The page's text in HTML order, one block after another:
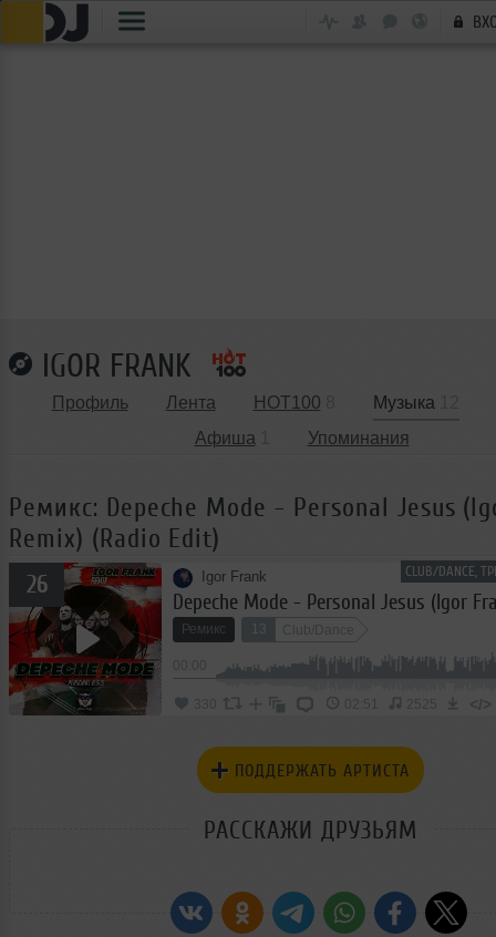
IGOR FRANK
Профиль Лента HOT100 Музыка
Афиша
Упоминания
Ремикс: Depeche Mode - Personal Jesus
Remix) (Radio Edit)
CLUB/DANCE,
26 Igor Frank
Ремикс 13 Club/Dance
330 02:51 2525 </>
ПОДДЕРЖАТЬ АРТИСТА
РАССКАЖИ ДРУЗЬЯМ